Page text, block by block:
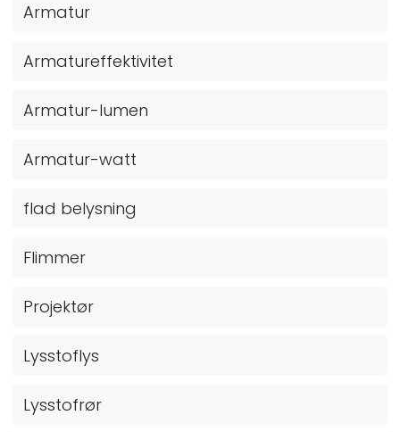
Armatur
Armatureffektivitet
Armatur-lumen
Armatur-watt
flad belysning
Flimmer
Projektør
Lysstoflys
Lysstofrør